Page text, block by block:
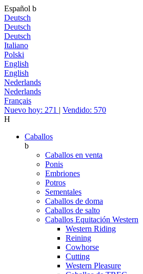
Español b
Deutsch
Deutsch
Deutsch
Italiano
Polski
English
English
Nederlands
Nederlands
Français
Nuevo hoy: 271 | Vendido: 570
H
Caballos
b
Caballos en venta
Ponis
Embriones
Potros
Sementales
Caballos de doma
Caballos de salto
Caballos Equitación Western
Western Riding
Reining
Cowhorse
Cutting
Western Pleasure